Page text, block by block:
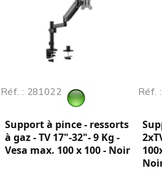
Réf. : 281022
Support à pince - ressorts
à gaz - TV 17"-32"- 9 Kg -
Vesa max. 100 x 100 - Noir
Réf.